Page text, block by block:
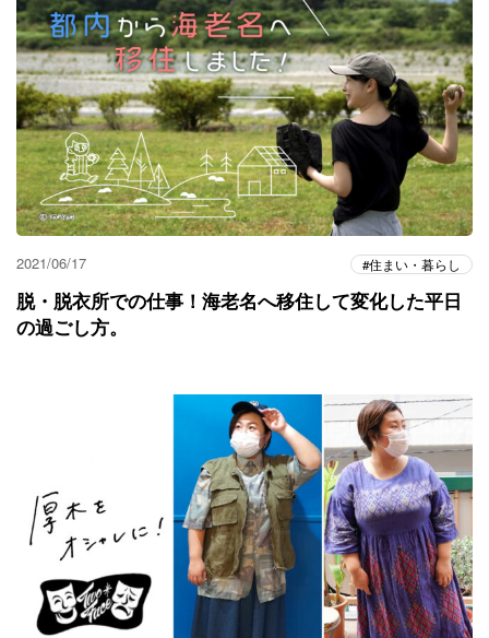
2021/06/17 住まい・暮らし
脱・脱衣所での仕事！海老名へ移住して変化した平日
の過ごし方。